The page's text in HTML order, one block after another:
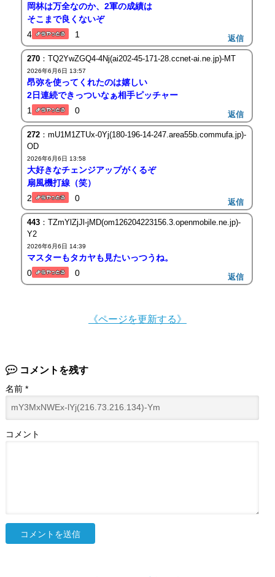
岡林は万全なのか、2軍の成績は
そこまで良くないぞ
4
1 返信
270：TQ2YwZGQ4-4Nj(ai202-45-171-28.ccnet-ai.ne.jp)-MT
2026年6月6日 13:57
昂弥を使ってくれたのは嬉しい
2日連続できっついなぁ相手ピッチャー
1
0 返信
272：mU1M1ZTUx-0Yj(180-196-14-247.area55b.commufa.jp)-
OD
2026年6月6日 13:58
大好きなチェンジアップがくるぞ
扇風機打線（笑）
2
0 返信
443：TZmYlZjJl-jMD(om126204223156.3.openmobile.ne.jp)-
Y2
2026年6月6日 14:39
マスターもタカヤも見たいっつうね。
0
0 返信
《ページを更新する》
コメントを残す
名前 *
コメント